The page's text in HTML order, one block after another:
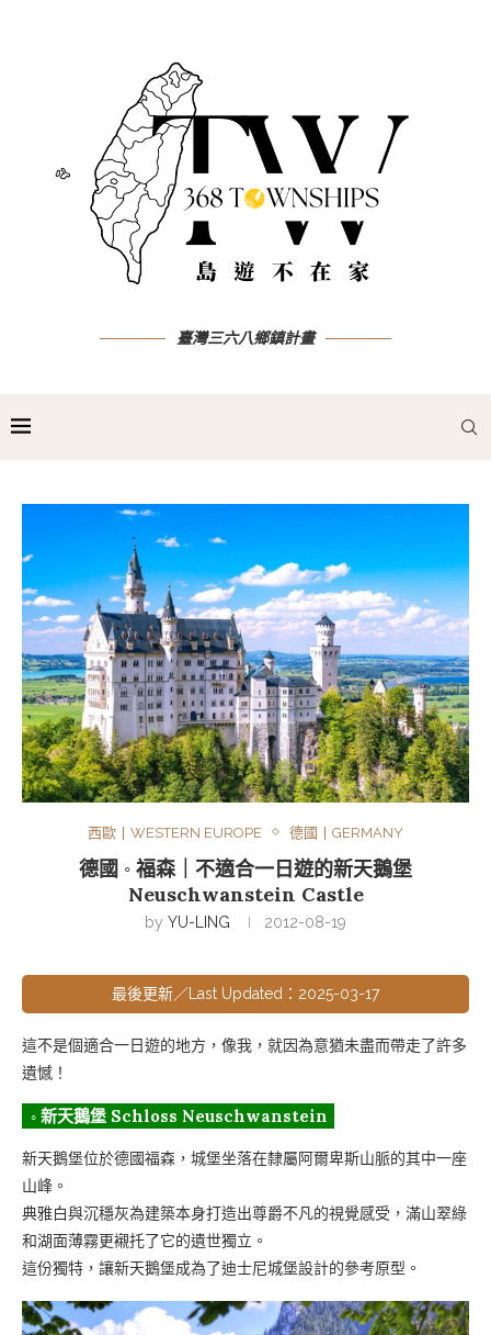
臺灣三六八鄉鎮計畫
西歐丨WESTERN EUROPE 德國丨GERMANY
德國 ◦ 福森｜不適合一日遊的新天鵝堡
Neuschwanstein Castle
by YU-LING 2012-08-19
最後更新／Last Updated：2025-03-17
這不是個適合一日遊的地方，像我，就因為意猶未盡而帶走了許多
遺憾！
◦ 新天鵝堡 Schloss Neuschwanstein
新天鵝堡位於德國福森，城堡坐落在隸屬阿爾卑斯山脈的其中一座
山峰。
典雅白與沉穩灰為建築本身打造出尊爵不凡的視覺感受，滿山翠綠
和湖面薄霧更襯托了它的遺世獨立。
這份獨特，讓新天鵝堡成為了迪士尼城堡設計的參考原型。